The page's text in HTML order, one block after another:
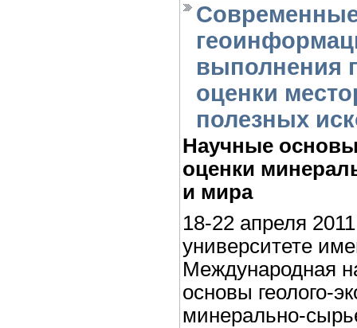
выполнения
оценки
полезных
Научные
оценки
и мира
18-22 апреля
университете
Международная
основы геолого-
минерально-